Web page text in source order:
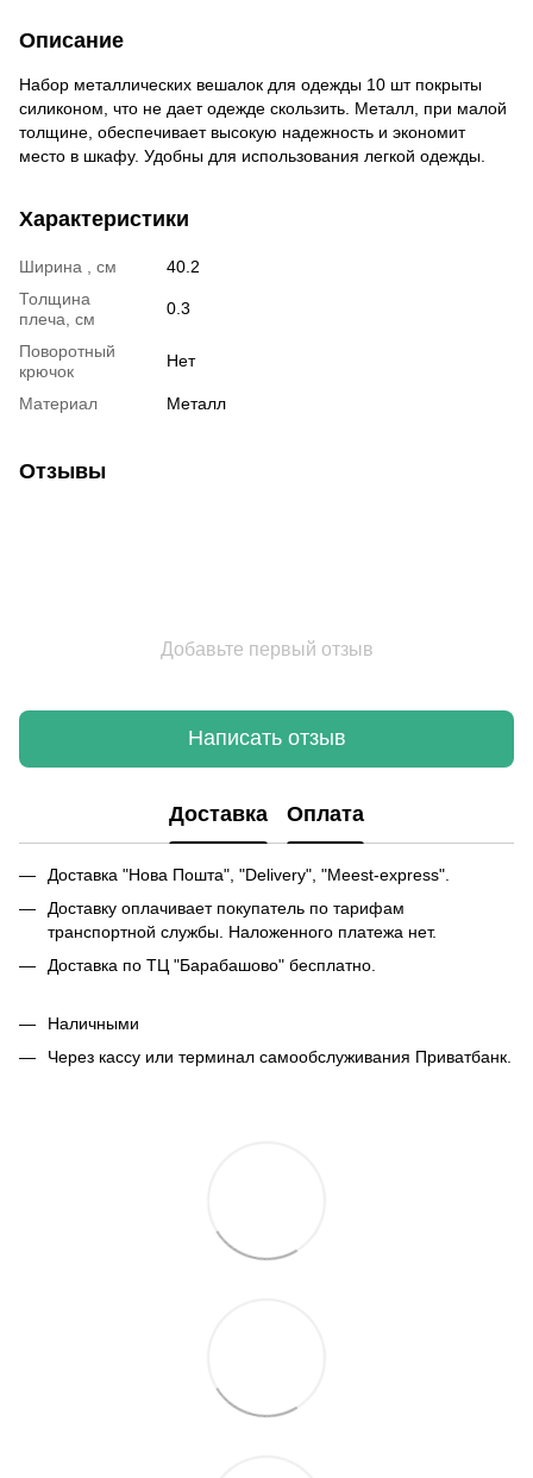
Описание
Набор металлических вешалок для одежды 10 шт покрыты
силиконом, что не дает одежде скользить. Металл, при малой
толщине, обеспечивает высокую надежность и экономит
место в шкафу. Удобны для использования легкой одежды.
Характеристики
Ширина , см
40.2
Толщина
плеча, см
0.3
Поворотный
крючок
Нет
Материал Металл
Отзывы
Добавьте первый отзыв
Написать отзыв
Доставка Оплата
Доставка "Нова Пошта", "Delivery", "Meest-express".
Доставку оплачивает покупатель по тарифам
транспортной службы. Наложенного платежа нет.
Доставка по ТЦ "Барабашово" бесплатно.
Наличными
Через кассу или терминал самообслуживания Приватбанк.